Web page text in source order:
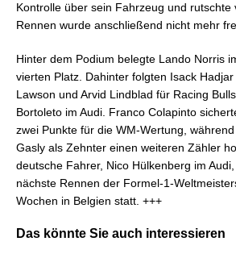
Kontrolle über sein Fahrzeug und rutschte
Rennen wurde anschließend nicht mehr
Hinter dem Podium belegte Lando Norris
vierten Platz. Dahinter folgten Isack
Lawson und Arvid Lindblad für Racing
Bortoleto im Audi. Franco Colapinto
zwei Punkte für die WM-Wertung,
Gasly als Zehnter einen weiteren Zähler
deutsche Fahrer, Nico Hülkenberg im
nächste Rennen der Formel-1-
Wochen in Belgien statt. +++
Das könnte Sie auch interessieren